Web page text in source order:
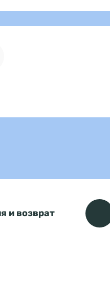
и возврат